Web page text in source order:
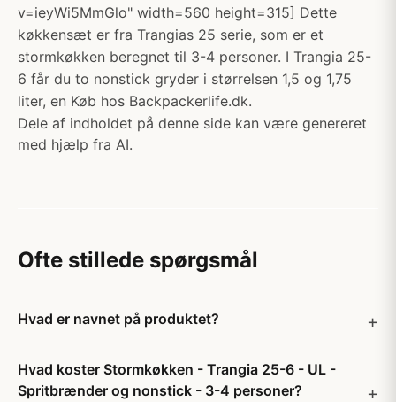
v=ieyWi5MmGlo" width=560 height=315] Dette
køkkensæt er fra Trangias 25 serie, som er et
stormkøkken beregnet til 3-4 personer. I Trangia 25-
6 får du to nonstick gryder i størrelsen 1,5 og 1,75
liter, en Køb hos Backpackerlife.dk.
Dele af indholdet på denne side kan være genereret
med hjælp fra AI.
Ofte stillede spørgsmål
Hvad er navnet på produktet?
Hvad koster Stormkøkken - Trangia 25-6 - UL -
Spritbrænder og nonstick - 3-4 personer?